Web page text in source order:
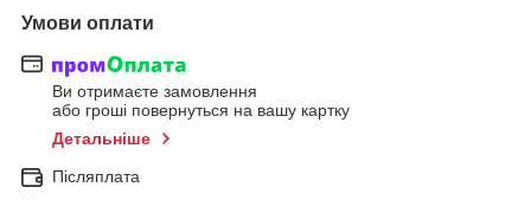
Умови оплати
Ви отримаєте замовлення
або гроші повернуться на вашу картку
Детальніше
Післяплата